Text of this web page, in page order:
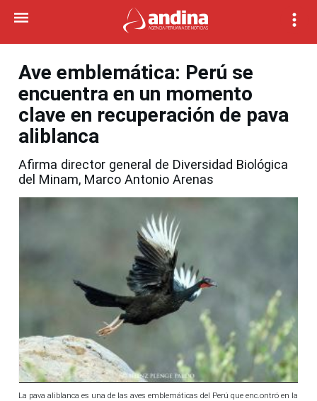
Ave emblemática: Perú se
encuentra en un momento
clave en recuperación de pava
aliblanca
Afirma director general de Diversidad Biológica
del Minam, Marco Antonio Arenas
La pava aliblanca es una de las aves emblemáticas del Perú que enc.ontró en la